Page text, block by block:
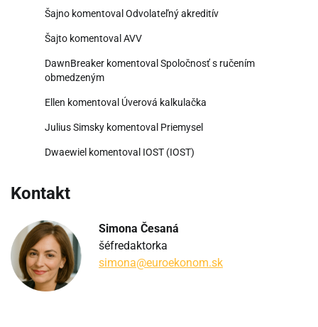
Šajno komentoval Odvolateľný akreditív
Šajto komentoval AVV
DawnBreaker komentoval Spoločnosť s ručením
obmedzeným
Ellen komentoval Úverová kalkulačka
Julius Simsky komentoval Priemysel
Dwaewiel komentoval IOST (IOST)
Kontakt
Simona Česaná
šéfredaktorka
simona@euroekonom.sk